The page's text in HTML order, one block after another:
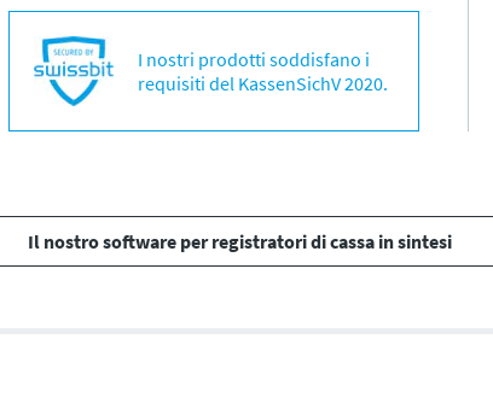
I nostri prodotti soddisfano i
requisiti del KassenSichV 2020.
Il nostro software per registratori di cassa in sintesi